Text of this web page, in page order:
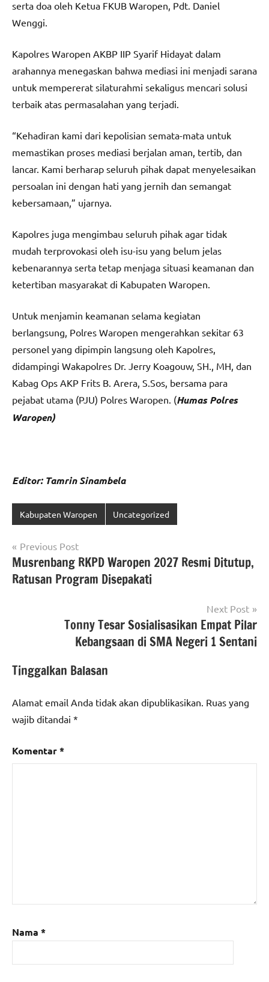
serta doa oleh Ketua FKUB Waropen, Pdt. Daniel
Wenggi.
Kapolres Waropen AKBP IIP Syarif Hidayat dalam
arahannya menegaskan bahwa mediasi ini menjadi sarana
untuk mempererat silaturahmi sekaligus mencari solusi
terbaik atas permasalahan yang terjadi.
“Kehadiran kami dari kepolisian semata-mata untuk
memastikan proses mediasi berjalan aman, tertib, dan
lancar. Kami berharap seluruh pihak dapat menyelesaikan
persoalan ini dengan hati yang jernih dan semangat
kebersamaan,” ujarnya.
Kapolres juga mengimbau seluruh pihak agar tidak
mudah terprovokasi oleh isu-isu yang belum jelas
kebenarannya serta tetap menjaga situasi keamanan dan
ketertiban masyarakat di Kabupaten Waropen.
Untuk menjamin keamanan selama kegiatan
berlangsung, Polres Waropen mengerahkan sekitar 63
personel yang dipimpin langsung oleh Kapolres,
didampingi Wakapolres Dr. Jerry Koagouw, SH., MH, dan
Kabag Ops AKP Frits B. Arera, S.Sos, bersama para
pejabat utama (PJU) Polres Waropen. (Humas Polres
Waropen)
Editor: Tamrin Sinambela
Kabupaten Waropen Uncategorized
Navigasi
pos
Previous Post
Musrenbang RKPD Waropen 2027 Resmi Ditutup,
Ratusan Program Disepakati
Next Post
Tonny Tesar Sosialisasikan Empat Pilar
Kebangsaan di SMA Negeri 1 Sentani
Tinggalkan Balasan
Alamat email Anda tidak akan dipublikasikan. Ruas yang
wajib ditandai *
Komentar*
Nama *